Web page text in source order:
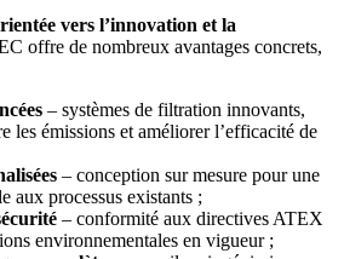
vers l’innovation et la
offre de nombreux avantages concrets,
– systèmes de filtration innovants,
les émissions et améliorer l’efficacité de
– conception sur mesure pour une
aux processus existants ;
– conformité aux directives ATEX
environnementales en vigueur ;